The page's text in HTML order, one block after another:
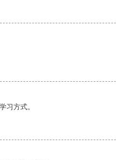
习方式。